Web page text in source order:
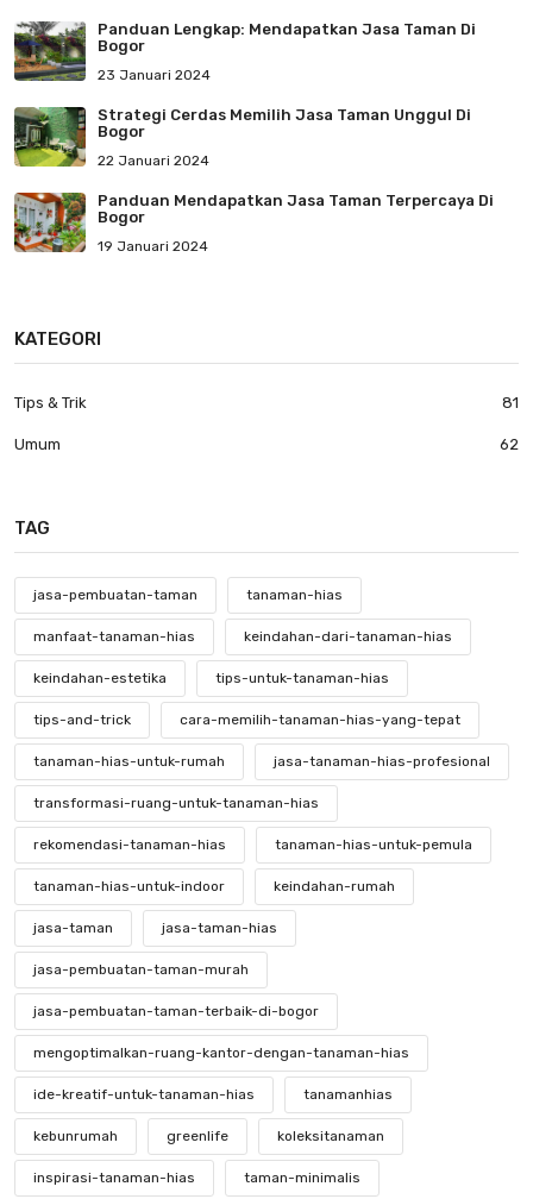
Panduan Lengkap: Mendapatkan Jasa Taman Di
Bogor
23 Januari 2024
Strategi Cerdas Memilih Jasa Taman Unggul Di
Bogor
22 Januari 2024
Panduan Mendapatkan Jasa Taman Terpercaya Di
Bogor
19 Januari 2024
KATEGORI
Tips & Trik 81
Umum 62
TAG
jasa-pembuatan-taman tanaman-hias
manfaat-tanaman-hias keindahan-dari-tanaman-hias
keindahan-estetika tips-untuk-tanaman-hias
tips-and-trick cara-memilih-tanaman-hias-yang-tepat
tanaman-hias-untuk-rumah jasa-tanaman-hias-profesional
transformasi-ruang-untuk-tanaman-hias
rekomendasi-tanaman-hias tanaman-hias-untuk-pemula
tanaman-hias-untuk-indoor keindahan-rumah
jasa-taman jasa-taman-hias
jasa-pembuatan-taman-murah
jasa-pembuatan-taman-terbaik-di-bogor
mengoptimalkan-ruang-kantor-dengan-tanaman-hias
ide-kreatif-untuk-tanaman-hias tanamanhias
kebunrumah greenlife koleksitanaman
inspirasi-tanaman-hias taman-minimalis